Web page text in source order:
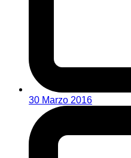
30 Marzo 2016